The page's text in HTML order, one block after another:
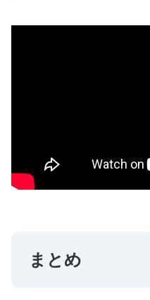
まとめ